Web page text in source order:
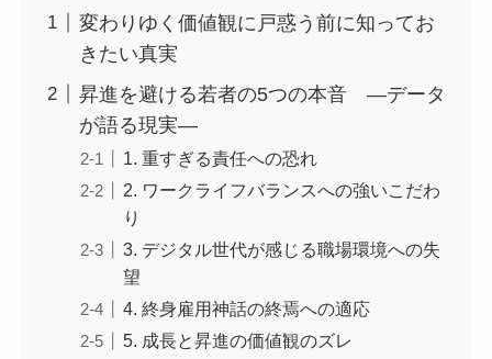
変わりゆく価値観に戸惑う前に知ってお
きたい真実
昇進を避ける若者の5つの本音 ―データ
が語る現実―
1. 重すぎる責任への恐れ
2. ワークライフバランスへの強いこだわ
り
3. デジタル世代が感じる職場環境への失
望
4. 終身雇用神話の終焉への適応
5. 成長と昇進の価値観のズレ